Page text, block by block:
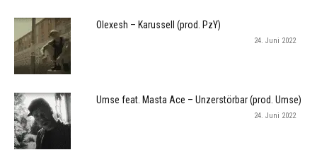
Olexesh – Karussell (prod. PzY)
24. Juni 2022
Umse feat. Masta Ace – Unzerstörbar (prod. Umse)
24. Juni 2022